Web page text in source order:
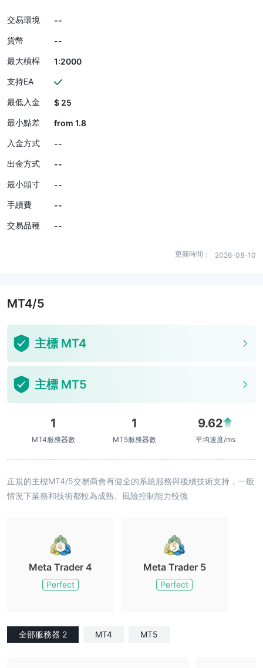
交易環境
--
貨幣
--
最大槓桿
1:2000
支持EA
最低入金
$ 25
最小點差
from 1.8
入金方式
--
出金方式
--
最小頭寸
--
手續費
--
交易品種
--
更新時間： 2026-08-10
MT4/5
主標 MT4
主標 MT5
1
MT4服務器數
1
MT5服務器數
9.62
平均速度/ms
正規的主標MT4/5交易商會有健全的系統服務與後續技術支持，一般
情況下業務和技術都較為成熟、風險控制能力較強
Meta Trader 4
Perfect
Meta Trader 5
Perfect
全部服務器 2 MT4 MT5